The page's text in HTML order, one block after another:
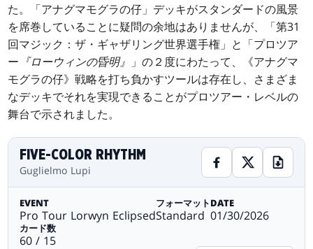
た。「アナグマモグラの仔」デッキがスタンダードの風景
を席巻していることに疑問の余地はありませんが、「第31
回マジック：ザ・ギャザリング世界選手権」と「プロツア
ー 『ローウィンの昏明』 」の２度にわたって、《アナグマ
モグラの仔》戦略を打ち負かすツールは存在し、さまざま
なデッキでそれを実現できることがプロツアー・レベルの
舞台で示されました。
FIVE-COLOR RHYTHM
Guglielmo Lupi
EVENT
Pro Tour Lorwyn Eclipsed
フォーマット
Standard
DATE
01/30/2026
カード数
60 / 15